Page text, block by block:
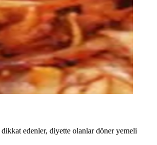
dikkat edenler, diyette olanlar döner yemeli